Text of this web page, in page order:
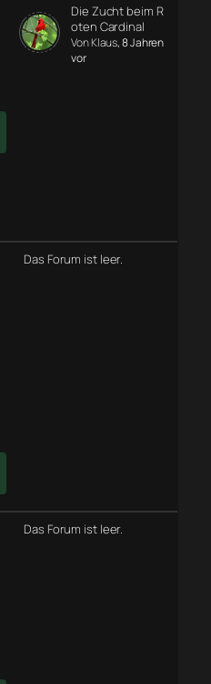
Die Zucht beim R
oten Cardinal
Von Klaus, 8 Jahren
vor
Das Forum ist leer.
Das Forum ist leer.